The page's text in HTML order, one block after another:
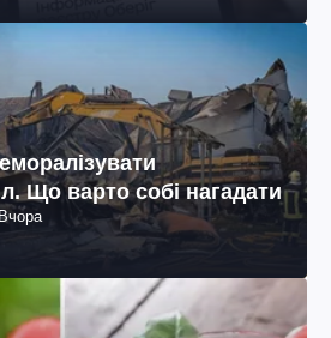
Що варто собі нагадати
Вчора